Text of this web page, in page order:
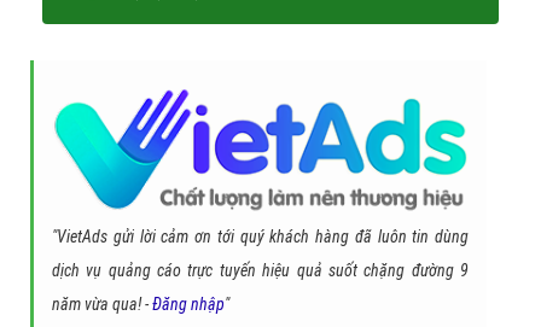
"VietAds gửi lời cảm ơn tới quý khách hàng đã luôn tin dùng
dịch vụ quảng cáo trực tuyến hiệu quả suốt chặng đường 9
năm vừa qua! -Đăng nhập"